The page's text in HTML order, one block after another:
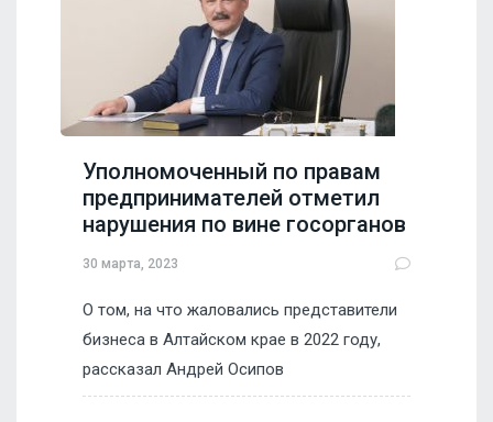
Уполномоченный по правам
предпринимателей отметил
нарушения по вине госорганов
30 марта, 2023
О том, на что жаловались представители
бизнеса в Алтайском крае в 2022 году,
рассказал Андрей Осипов